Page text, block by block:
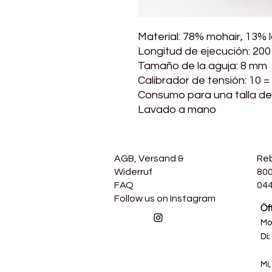
Material: 78% mohair, 13%
Longitud de ejecución:
Tamaño de la aguja: 8 mm
Calibrador de tensión: 10 =
Consumo para una talla
Lavado a mano
AGB, Versand &
Widerruf
FAQ
Follow us on Instagram